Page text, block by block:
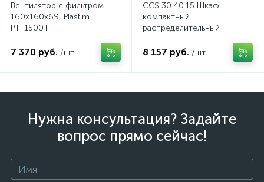
Вентилятор с фильтром
160x160x69, Plastim
PTF1500T
7 370 руб. /шт
CCS 30.40.15 Шкаф
компактный
распределительный
8 157 руб. /шт
Нужна консультация? Задайте
вопрос прямо сейчас!